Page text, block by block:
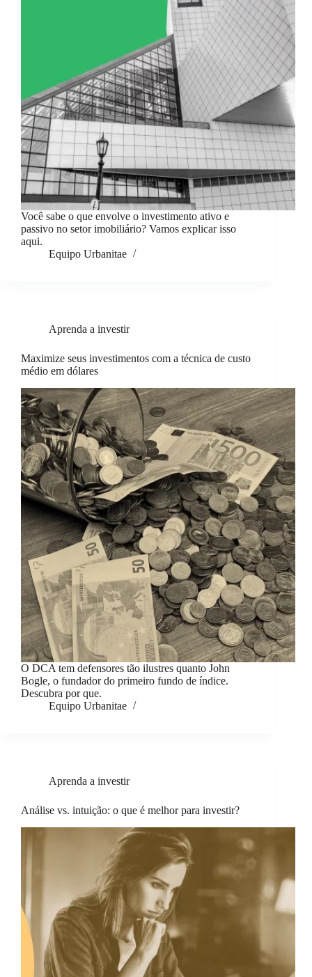
Você sabe o que envolve o investimento ativo e
passivo no setor imobiliário? Vamos explicar isso
aqui.
Equipo Urbanitae
Aprenda a investir
Maximize seus investimentos com a técnica de custo
médio em dólares
O DCA tem defensores tão ilustres quanto John
Bogle, o fundador do primeiro fundo de índice.
Descubra por que.
Equipo Urbanitae
Aprenda a investir
Análise vs. intuição: o que é melhor para investir?